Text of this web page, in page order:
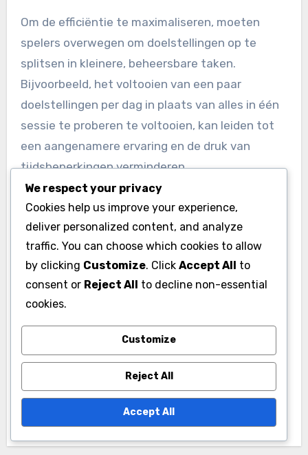
Om de efficiëntie te maximaliseren, moeten
spelers overwegen om doelstellingen op te
splitsen in kleinere, beheersbare taken.
Bijvoorbeeld, het voltooien van een paar
doelstellingen per dag in plaats van alles in één
sessie te proberen te voltooien, kan leiden tot
een aangenamere ervaring en de druk van
tijdsbeperkingen verminderen.
Post
navigation
Ultimate Team
Vereisten,
Spelerspakketten
Beloningen, Speler
We respect your privacy
Cookies help us improve your experience,
deliver personalized content, and analyze
traffic. You can choose which cookies to allow
by clicking Customize. Click Accept All to
consent or Reject All to decline non-essential
cookies.
Customize
Reject All
Accept All